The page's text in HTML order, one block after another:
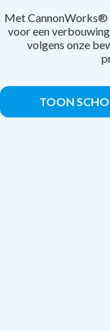
Met CannonWorks®
voor een
volgens onze
TOON